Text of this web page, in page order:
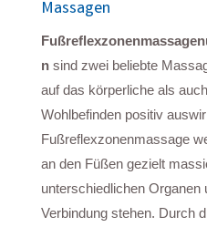
Massagen
Fußreflexzonenmassagen
n sind zwei beliebte
auf das körperliche als
Wohlbefinden positiv
Fußreflexzonenmassage
an den Füßen gezielt
unterschiedlichen Organen
Verbindung stehen. Durch